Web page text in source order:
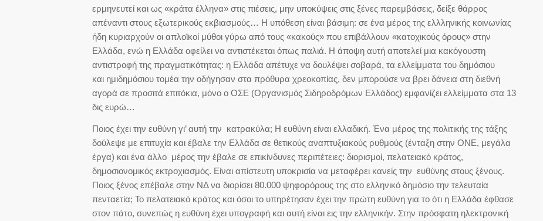
ερμηνευτεί και ως «κράτα έλληνα» στις πιέσεις, μην υποκύψεις στις ξένες παρεμβάσεις, δείξε θάρρος
απέναντι στους εξωτερικούς εκβιασμούς… Η υπόθεση είναι βάσιμη: σε ένα μέρος της ελλληνικής κοινωνίας
ήδη κυριαρχούν οι απλοϊκοί μύθοι γύρω από τους «κακούς» που επιβάλλουν «κατοχικούς όρους» στην
Ελλάδα, ενώ η Ελλάδα οφείλει να αντιστέκεται όπως παλιά. Η άποψη αυτή αποτελεί μια κακόγουστη
αντιστροφή της πραγματικότητας: η Ελλάδα απέτυχε να δουλέψει σοβαρά, τα ελλείμματα του δημόσιου
και ημιδημόσιου τομέα την οδήγησαν στα πρόθυρα χρεοκοπίας, δεν μπορούσε να βρει δάνεια στη διεθνή
αγορά σε προσιτά επιτόκια, μόνο ο ΟΣΕ (Οργανισμός Σιδηροδρόμων Ελλάδος) εμφανίζει ελλείμματα στα 13
δις ευρώ…
Ποιος έχει την ευθύνη γι’ αυτή την κατρακύλα; Η ευθύνη είναι ελλαδική. Ένα μέρος της πολιτικής της τάξης
δούλεψε με επιτυχία και έβαλε την Ελλάδα σε θετικούς αναπτυξιακούς ρυθμούς (ένταξη στην ΟΝΕ, μεγάλα
έργα) και ένα άλλο μέρος την έβαλε σε επικίνδυνες περιπέτειες: διορισμοί, πελατειακό κράτος,
δημοσιονομικός εκτροχιασμός. Είναι απίστευτη υποκρισία να μεταφέρει κανείς την ευθύνης στους ξένους.
Ποιος ξένος επέβαλε στην ΝΔ να διορίσει 80.000 ψηφορόρους της στο ελληνικό δημόσιο την τελευταία
πενταετία; Το πελατειακό κράτος και όσοι το υπηρέτησαν έχει την πρώτη ευθύνη για το ότι η Ελλάδα έφθασε
στον πάτο, συνεπώς η ευθύνη έχει υπογραφή και αυτή είναι εις την ελληνικήν. Στην πρόσφατη ηλεκτρονική